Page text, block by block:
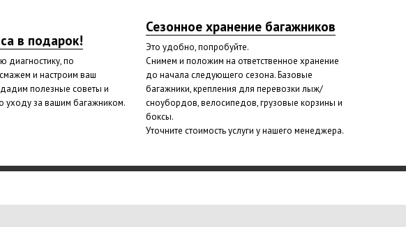
в подарок!
диагностику, по
и настроим ваш
полезные советы и
уходу за вашим багажником.
Сезонное хранение багажников
Это удобно, попробуйте.
Снимем и положим на ответственное хранение
до начала следующего сезона. Базовые
багажники, крепления для перевозки лыж/
сноубордов, велосипедов, грузовые корзины и
боксы.
Уточните стоимость услуги у нашего менеджера.